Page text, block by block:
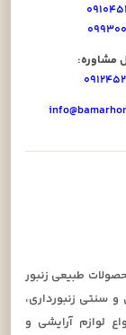
مشاوره:
طبیعی زنبور
سنتی زنبورداری،
لوازم آرایشی و